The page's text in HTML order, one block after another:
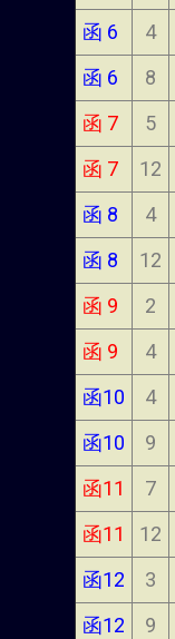
函 6
4
函 6
8
函 7
5
函 7
12
函 8
4
函 8
12
函 9
2
函 9
4
函10
4
函10
9
函11
7
函11
12
函12
3
函12
9